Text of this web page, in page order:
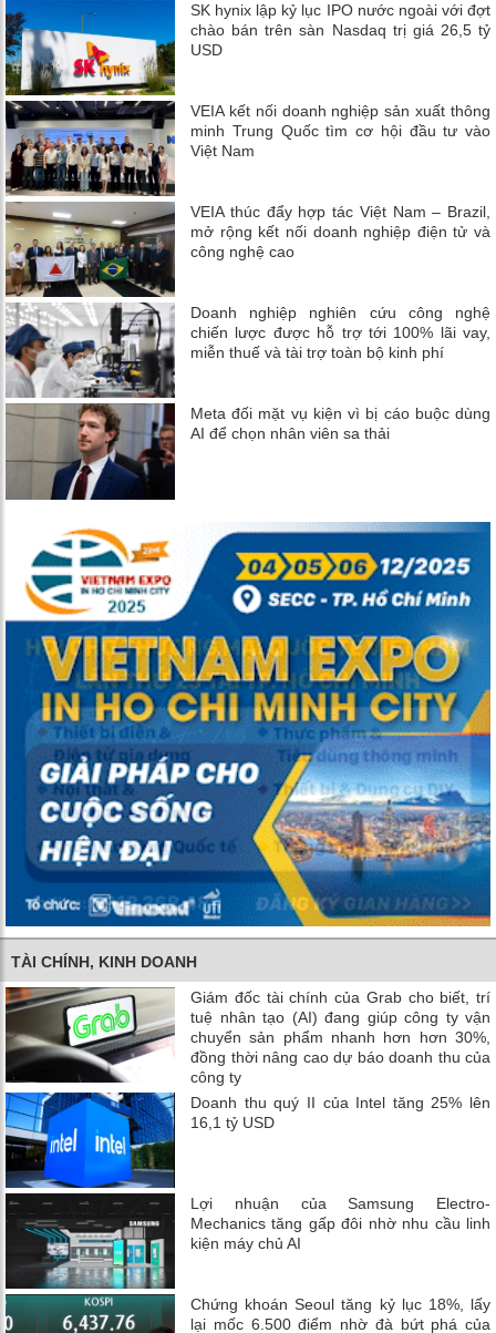
SK hynix lập kỷ lục IPO nước ngoài với đợt
chào bán trên sàn Nasdaq trị giá 26,5 tỷ
USD
VEIA kết nối doanh nghiệp sản xuất thông
minh Trung Quốc tìm cơ hội đầu tư vào
Việt Nam
VEIA thúc đẩy hợp tác Việt Nam – Brazil,
mở rộng kết nối doanh nghiệp điện tử và
công nghệ cao
Doanh nghiệp nghiên cứu công nghệ
chiến lược được hỗ trợ tới 100% lãi vay,
miễn thuế và tài trợ toàn bộ kinh phí
Meta đối mặt vụ kiện vì bị cáo buộc dùng
AI để chọn nhân viên sa thải
TÀI CHÍNH, KINH DOANH
Giám đốc tài chính của Grab cho biết, trí
tuệ nhân tạo (AI) đang giúp công ty vận
chuyển sản phẩm nhanh hơn hơn 30%,
đồng thời nâng cao dự báo doanh thu của
công ty
Doanh thu quý II của Intel tăng 25% lên
16,1 tỷ USD
Lợi nhuận của Samsung Electro-
Mechanics tăng gấp đôi nhờ nhu cầu linh
kiện máy chủ AI
Chứng khoán Seoul tăng kỷ lục 18%, lấy
lại mốc 6.500 điểm nhờ đà bứt phá của